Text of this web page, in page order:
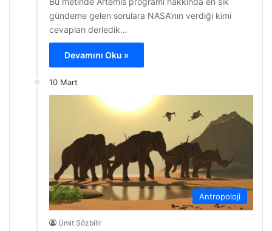
gündeme gelen sorulara NASA’nın verdiği kimi
cevapları derledik…
Devamını Oku »
10 Mart
Antropoloji
Ümit Sözbilir